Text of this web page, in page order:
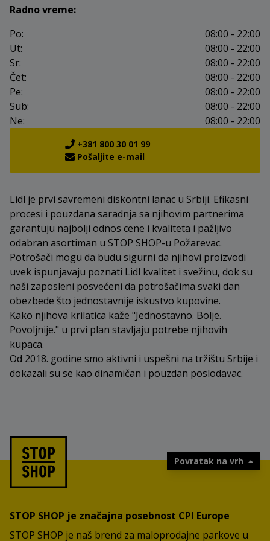
Radno vreme:
Po:
08:00 - 22:00
Ut:
08:00 - 22:00
Sr:
08:00 - 22:00
Čet:
08:00 - 22:00
Pe:
08:00 - 22:00
Sub:
08:00 - 22:00
Ne:
08:00 - 22:00
+381 800 30 01 99
Pošaljite e-mail
Lidl je prvi savremeni diskontni lanac u Srbiji. Efikasni
procesi i pouzdana saradnja sa njihovim partnerima
garantuju najbolji odnos cene i kvaliteta i pažljivo
odabran asortiman u STOP SHOP-u Požarevac.
Potrošači mogu da budu sigurni da njihovi proizvodi
uvek ispunjavaju poznati Lidl kvalitet i svežinu, dok su
naši zaposleni posvećeni da potrošačima svaki dan
obezbede što jednostavnije iskustvo kupovine.
Kako njihova krilatica kaže "Jednostavno. Bolje.
Povoljnije." u prvi plan stavljaju potrebe njihovih
kupaca.
Od 2018. godine smo aktivni i uspešni na tržištu Srbije i
dokazali su se kao dinamičan i pouzdan poslodavac.
Povratak na vrh
STOP SHOP je značajna posebnost CPI Europe
STOP SHOP je naš brend za maloprodajne parkove u